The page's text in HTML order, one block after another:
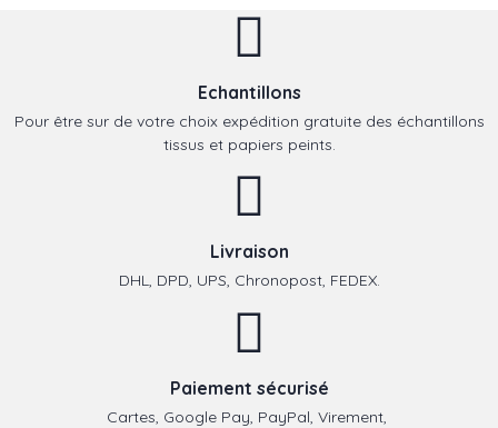
Echantillons
Pour être sur de votre choix expédition gratuite des échantillons
tissus et papiers peints.
Livraison
DHL, DPD, UPS, Chronopost, FEDEX.
Paiement sécurisé
Cartes, Google Pay, PayPal, Virement,